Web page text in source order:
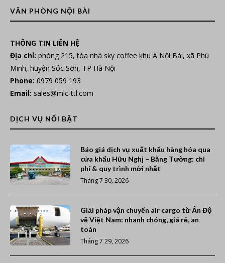
VĂN PHÒNG NỘI BÀI
THÔNG TIN LIÊN HỆ
Địa chỉ: phòng 215, tòa nhà sky coffee khu A Nội Bài, xã Phú
Minh, huyện Sóc Sơn, TP Hà Nội
Phone: 0979 059 193
Email: sales@mlc-ttl.com
DỊCH VỤ NỔI BẬT
Báo giá dịch vụ xuất khẩu hàng hóa qua
cửa khẩu Hữu Nghị – Bằng Tường: chi
phí & quy trình mới nhất
Tháng 7 30, 2026
Giải pháp vận chuyển air cargo từ Ấn Độ
về Việt Nam: nhanh chóng, giá rẻ, an
toàn
Tháng 7 29, 2026